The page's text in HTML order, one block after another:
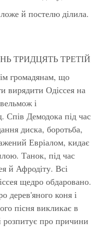
й постелю ділила.
ТРИДЦЯТЬ ТРЕТІЙ
громадянам, що
вирядити Одіссея на
і
Спів Демодока під час
диска, боротьба,
Евріалом, кидає
Танок, під час
й Афродіту. Всі
щедро обдаровано.
дерев'яного коня і
пісня викликає в
розпитує про причини